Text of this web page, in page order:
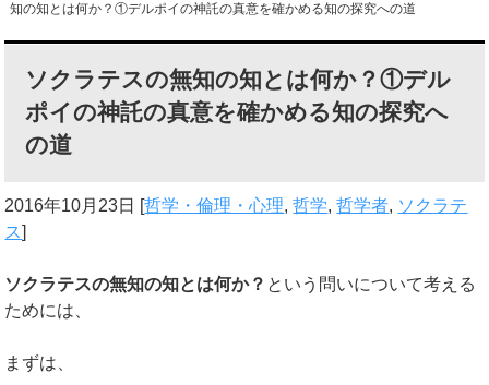
知の知とは何か？①デルポイの神託の真意を確かめる知の探究への道
ソクラテスの無知の知とは何か？①デル
ポイの神託の真意を確かめる知の探究へ
の道
2016年10月23日 [哲学・倫理・心理,哲学,哲学者, ソクラテ
ス]
ソクラテスの無知の知とは何か？ という問いについて考える
ためには、
まずは、